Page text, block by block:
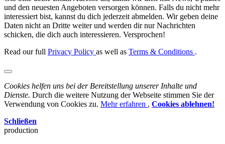
und den neuesten Angeboten versorgen können. Falls du nicht mehr
interessiert bist, kannst du dich jederzeit abmelden. Wir geben deine
Daten nicht an Dritte weiter und werden dir nur Nachrichten
schicken, die dich auch interessieren. Versprochen!
Read our full Privacy Policy as well as Terms & Conditions .
Cookies helfen uns bei der Bereitstellung unserer Inhalte und
Dienste. Durch die weitere Nutzung der Webseite stimmen Sie der
Verwendung von Cookies zu. Mehr erfahren , Cookies ablehnen!
Schließen
production